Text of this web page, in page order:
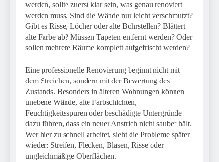
werden, sollte zuerst klar sein, was genau renoviert
werden muss. Sind die Wände nur leicht verschmutzt?
Gibt es Risse, Löcher oder alte Bohrstellen? Blättert
alte Farbe ab? Müssen Tapeten entfernt werden? Oder
sollen mehrere Räume komplett aufgefrischt werden?
Eine professionelle Renovierung beginnt nicht mit
dem Streichen, sondern mit der Bewertung des
Zustands. Besonders in älteren Wohnungen können
unebene Wände, alte Farbschichten,
Feuchtigkeitsspuren oder beschädigte Untergründe
dazu führen, dass ein neuer Anstrich nicht sauber hält.
Wer hier zu schnell arbeitet, sieht die Probleme später
wieder: Streifen, Flecken, Blasen, Risse oder
ungleichmäßige Oberflächen.